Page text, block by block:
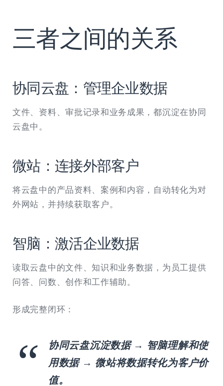
三者之间的关系
协同云盘：管理企业数据
文件、资料、审批记录和业务成果，都沉淀在协同
云盘中。
微站：连接外部客户
将云盘中的产品资料、案例和内容，自动转化为对
外网站，并持续获取客户。
智脑：激活企业数据
读取云盘中的文件、知识和业务数据，为员工提供
问答、问数、创作和工作辅助。
形成完整闭环：
协同云盘沉淀数据 → 智脑理解和使
用数据 → 微站将数据转化为客户价
值。